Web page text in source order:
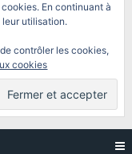
En continuant à
utilisation.
contrôler les cookies,
cookies